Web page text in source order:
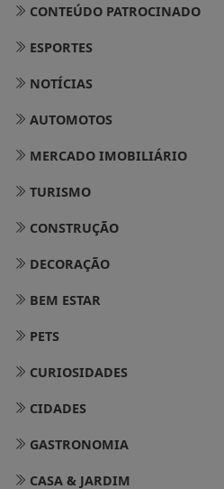
CONTEÚDO PATROCINADO
ESPORTES
NOTÍCIAS
AUTOMOTOS
MERCADO IMOBILIÁRIO
TURISMO
CONSTRUÇÃO
DECORAÇÃO
BEM ESTAR
PETS
CURIOSIDADES
CIDADES
GASTRONOMIA
CASA & JARDIM